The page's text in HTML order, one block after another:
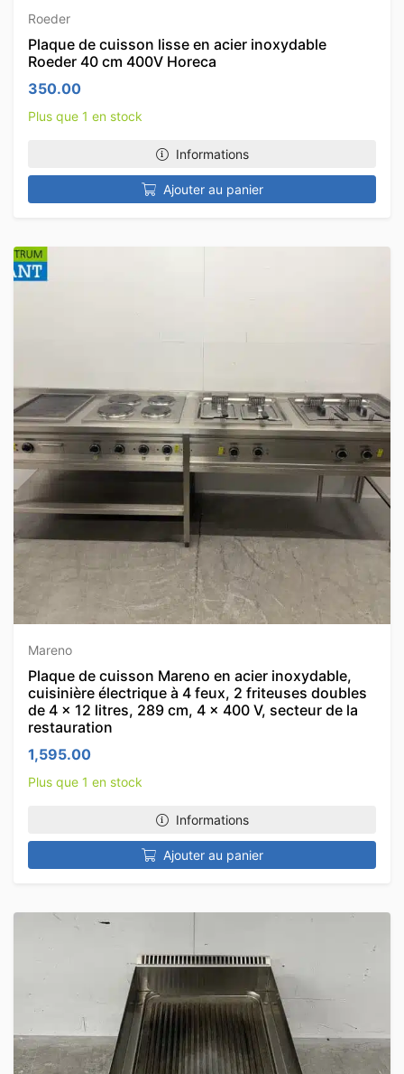
Roeder
Plaque de cuisson lisse en acier inoxydable
Roeder 40 cm 400V Horeca
350.00
Plus que 1 en stock
Informations
Ajouter au panier
Mareno
Plaque de cuisson Mareno en acier inoxydable,
cuisinière électrique à 4 feux, 2 friteuses doubles
de 4 × 12 litres, 289 cm, 4 × 400 V, secteur de la
restauration
1,595.00
Plus que 1 en stock
Informations
Ajouter au panier